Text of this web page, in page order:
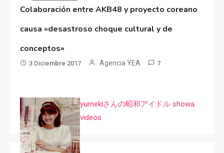
Colaboración entre AKB48 y proyecto coreano
causa «desastroso choque cultural y de
conceptos»
3 Diciembre 2017 Agencia YEA 7
yumekiさんの昭和アイドル showa
videos